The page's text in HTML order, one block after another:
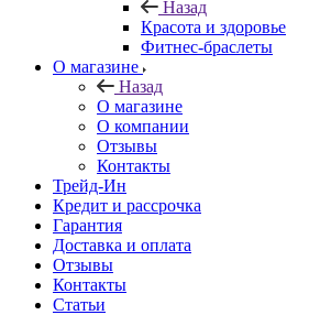
Назад
Красота и здоровье
Фитнес-браслеты
О магазине
Назад
О магазине
О компании
Отзывы
Контакты
Трейд-Ин
Кредит и рассрочка
Гарантия
Доставка и оплата
Отзывы
Контакты
Статьи